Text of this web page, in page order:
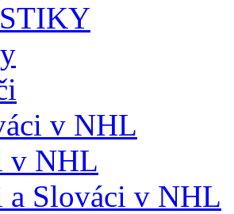
v NHL
v NHL
a Slováci v NHL